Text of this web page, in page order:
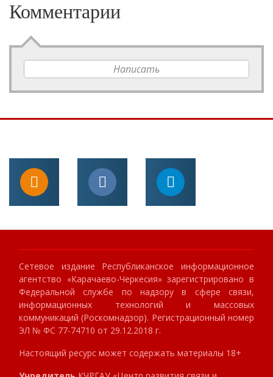
Комментарии
Написать
Сетевое издание Республиканское информационное
агентство «Карачаево-Черкесия» зарегистрировано в
Федеральной службе по надзору в сфере связи,
информационных технологий и массовых
коммуникаций (Роскомнадзор). Регистрационный номер
ЭЛ № ФС 77-74710 от 29.12.2018 г.
Настоящий ресурс может содержать материалы 18+